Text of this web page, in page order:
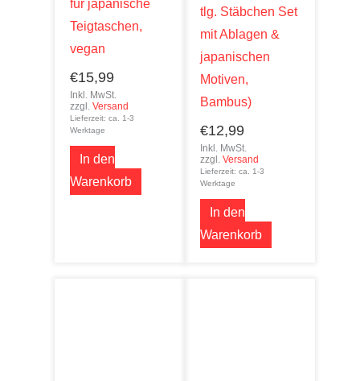
für japanische
Teigtaschen,
vegan
€15,99
Inkl. MwSt.
zzgl.Versand
Lieferzeit: ca. 1-3
Werktage
In den
Warenkorb
tlg. Stäbchen Set
mit Ablagen &
japanischen
Motiven,
Bambus)
€12,99
Inkl. MwSt.
zzgl.Versand
Lieferzeit: ca. 1-3
Werktage
In den
Warenkorb